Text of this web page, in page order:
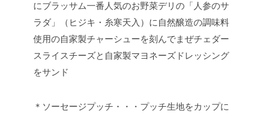
にブラッサム一番人気のお野菜デリの「人参のサ
ラダ」（ヒジキ・糸寒天入）に自然醸造の調味料
使用の自家製チャーシューを刻んでまぜチェダー
スライスチーズと自家製マヨネーズドレッシング
をサンド
＊ソーセージプッチ・・・プッチ生地をカップに